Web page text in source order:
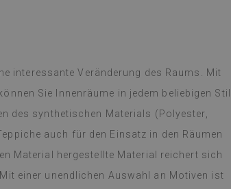
interessante Veränderung des Raums. Mit
Sie Innenräume in jedem beliebigen Stil
des synthetischen Materials (Polyester,
auch für den Einsatz in den Räumen
Material hergestellte Material reichert sich
einer unendlichen Auswahl an Motiven ist
vor 1 Jahr